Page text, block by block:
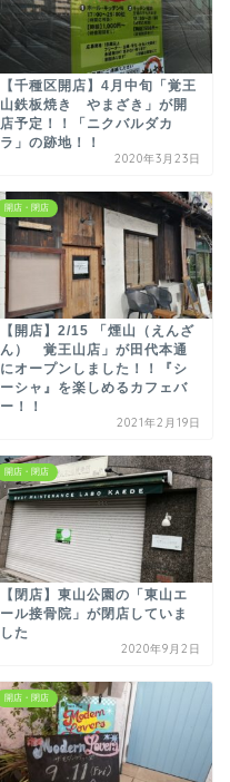
【千種区開店】4月中旬「覚王
山鉄板焼き やまざき」が開
店予定！！「ニクバルダカ
ラ」の跡地！！
2020年3月23日
開店・閉店
【開店】2/15 「煙山（えんざ
ん） 覚王山店」が田代本通
にオープンしました！！『シ
ーシャ』を楽しめるカフェバ
ー！！
2021年2月19日
開店・閉店
【閉店】東山公園の「東山エ
ール接骨院」が閉店していま
した
2020年9月2日
開店・閉店